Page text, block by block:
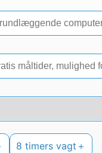
8 timers vagt ＋